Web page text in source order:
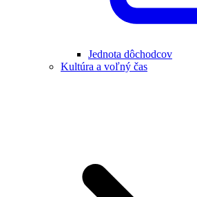
Jednota dôchodcov
Kultúra a voľný čas